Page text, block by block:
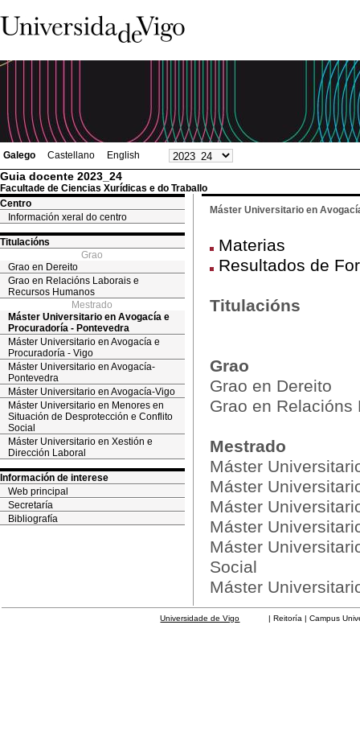
Galego Castellano English
Guia docente 2023_24
Facultade de Ciencias Xurídicas e do Traballo
Centro
Información xeral do centro
Titulacións
Grao
Grao en Dereito
Grao en Relacións Laborais e
Recursos Humanos
Mestrado
Máster Universitario en Avogacía e
Procuradoría - Pontevedra
Máster Universitario en Avogacía e
Procuradoría - Vigo
Máster Universitario en Avogacía-
Pontevedra
Máster Universitario en Avogacía-Vigo
Máster Universitario en Menores en
Situación de Desprotección e Conflito
Social
Máster Universitario en Xestión e
Dirección Laboral
Información de interese
Web principal
Secretaría
Bibliografía
Máster Universitario en
Materias
Resultados de
Titulacións
Grao
Grao en Dereito
Grao en
Mestrado
Máster
Máster
Máster
Máster
Máster
Social
Máster
Universidade de Vigo | Reitoría | Campus